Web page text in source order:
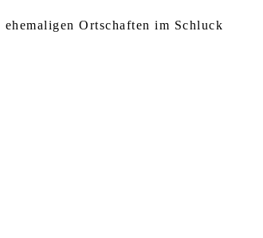
Ortschaften im Schluck